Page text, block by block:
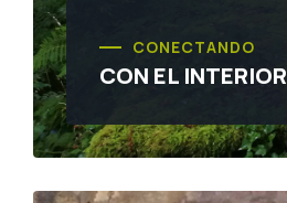
CONECTANDO
CON EL INTERIOR